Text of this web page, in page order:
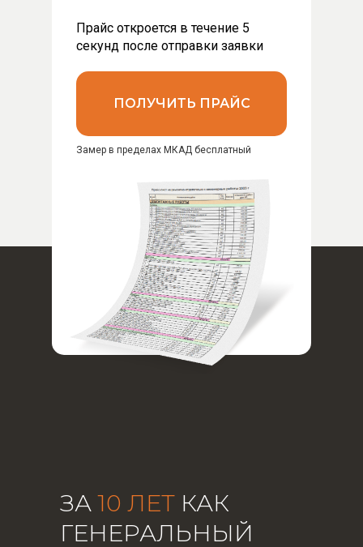
Прайс откроется в течение 5
секунд после отправки заявки
Замер в пределах МКАД бесплатный
ПОЛУЧИТЬ ПРАЙС
ЗА 10 ЛЕТ КАК
ГЕНЕРАЛЬНЫЙ